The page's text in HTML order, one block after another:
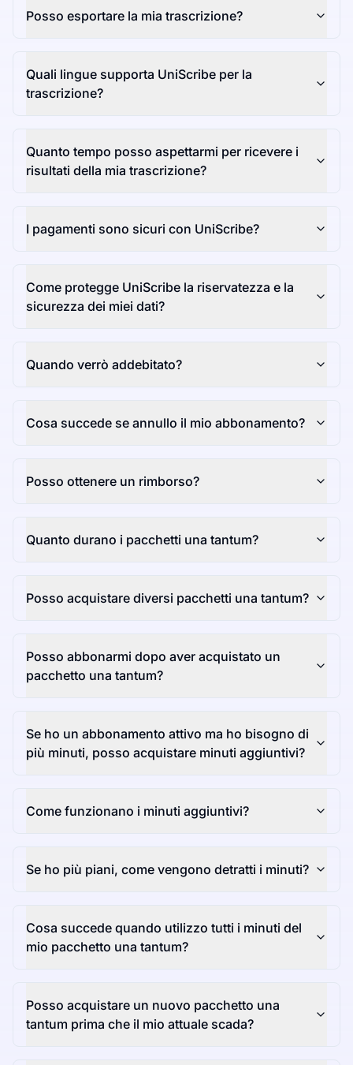
Posso esportare la mia trascrizione?
Quali lingue supporta UniScribe per la
trascrizione?
Quanto tempo posso aspettarmi per ricevere i
risultati della mia trascrizione?
I pagamenti sono sicuri con UniScribe?
Come protegge UniScribe la riservatezza e la
sicurezza dei miei dati?
Quando verrò addebitato?
Cosa succede se annullo il mio abbonamento?
Posso ottenere un rimborso?
Quanto durano i pacchetti una tantum?
Posso acquistare diversi pacchetti una tantum?
Posso abbonarmi dopo aver acquistato un
pacchetto una tantum?
Se ho un abbonamento attivo ma ho bisogno di
più minuti, posso acquistare minuti aggiuntivi?
Come funzionano i minuti aggiuntivi?
Se ho più piani, come vengono detratti i minuti?
Cosa succede quando utilizzo tutti i minuti del
mio pacchetto una tantum?
Posso acquistare un nuovo pacchetto una
tantum prima che il mio attuale scada?